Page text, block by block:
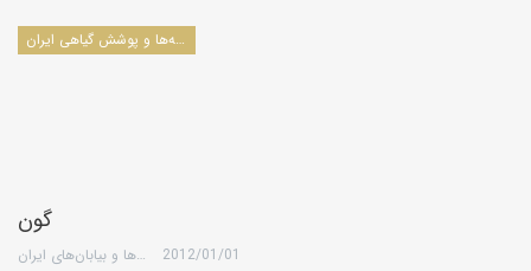
درخت‌ها، درختچه‌ها، بوته‌ها و پوشش گیاهی ایران
گون
گروه کویرها و بیابان‌های ایران 2012/01/01